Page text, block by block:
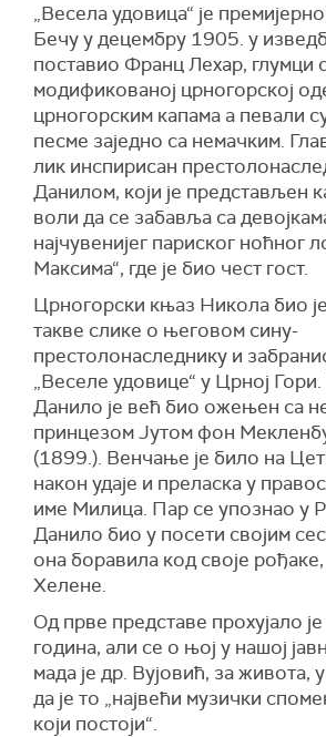
„Весела удовица“ је
Бечу у децембру 1905. у
поставио Франц Лехар, глумци
модификованој црногорској
црногорским капама а певали
песме заједно са немачким.
лик инспирисан
Данилом, који је представљен
воли да се забавља са
најчувенијег париског ноћног
Максима“, где је био чест гост.
Црногорски књаз Никола био
такве слике о његовом сину-
престолонаследнику и
„Веселе удовице“ у Црној
Данило је већ био ожењен са
принцезом Јутом фон
(1899.). Венчање је било на
након удаје и преласка у
име Милица. Пар се упознао у
Данило био у посети својим
она боравила код своје
Хелене.
Од прве представе прохујало
година, али се о њој у нашој
мада је др. Вујовић, за живота,
да је то „највећи музички
који постоји“.